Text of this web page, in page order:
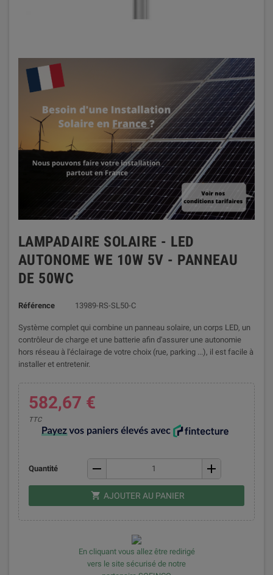
LAMPADAIRE SOLAIRE - LED
AUTONOME WE 10W 5V - PANNEAU
DE 50WC
Référence 13989-RS-SL50-C
Système complet qui combine un panneau solaire, un corps LED, un
contrôleur de charge et une batterie afin d'assurer une autonomie
hors réseau à l'éclairage de votre choix (rue, parking ...), il est facile à
installer et entretenir.
582,67 €
TTC
Quantité remove add
shopping_cart AJOUTER AU PANIER
En cliquant vous allez être redirigé
vers le site sécurisé de notre